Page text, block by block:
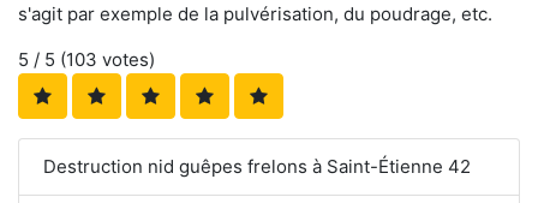
s'agit par exemple de la pulvérisation, du poudrage, etc.
5 / 5 (103 votes)
Destruction nid guêpes frelons à Saint-Étienne 42